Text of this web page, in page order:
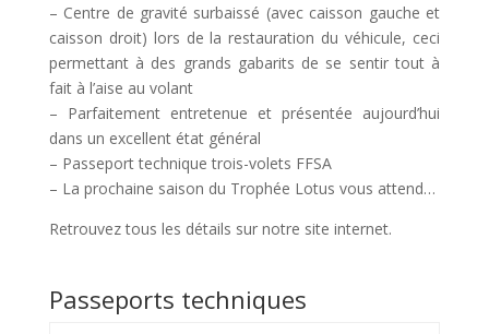
– Centre de gravité surbaissé (avec caisson gauche et
caisson droit) lors de la restauration du véhicule, ceci
permettant à des grands gabarits de se sentir tout à
fait à l’aise au volant
– Parfaitement entretenue et présentée aujourd’hui
dans un excellent état général
– Passeport technique trois-volets FFSA
– La prochaine saison du Trophée Lotus vous attend…
Retrouvez tous les détails sur notre site internet.
Passeports techniques